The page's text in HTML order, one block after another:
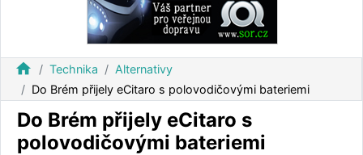
home Technika
Alternativy
Do Brém přijely eCitaro s polovodičovými bateriemi
Do Brém přijely eCitaro s
polovodičovými bateriemi